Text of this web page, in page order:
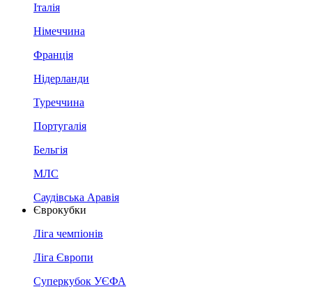
Італія
Німеччина
Франція
Нідерланди
Туреччина
Португалія
Бельгія
МЛС
Саудівська Аравія
Єврокубки
Ліга чемпіонів
Ліга Європи
Суперкубок УЄФА